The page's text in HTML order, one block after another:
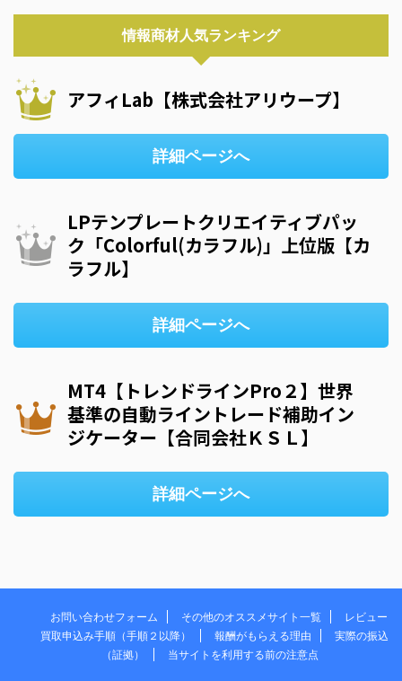
情報商材人気ランキング
アフィLab【株式会社アリウープ】
詳細ページへ
LPテンプレートクリエイティブパッ
ク「Colorful(カラフル)」上位版【カ
ラフル】
詳細ページへ
MT4【トレンドラインPro２】世界
基準の自動ライントレード補助イン
ジケーター【合同会社ＫＳＬ】
詳細ページへ
お問い合わせフォーム その他のオススメサイト一覧
レビュー
買取申込み手順（手順２以降）
報酬がもらえる理由
実際の振込
（証拠）
当サイトを利用する前の注意点